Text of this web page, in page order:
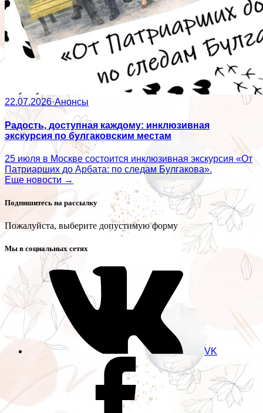
22.07.2026·Анонсы
Радость, доступная каждому: инклюзивная
экскурсия по булгаковским местам
25 июля в Москве состоится инклюзивная экскурсия «От
Патриарших до Арбата: по следам Булгакова».
Еще новости →
Подпишитесь на рассылку
Пожалуйста, выберите допустимую форму
Мы в социальных сетях
VK